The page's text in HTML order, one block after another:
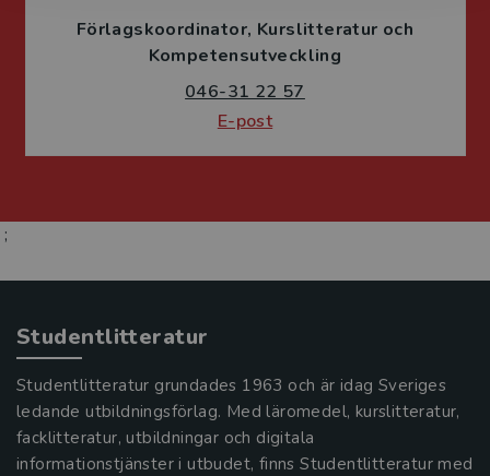
Förlagskoordinator Kurslitteratur och
Kompetensutveckling
046-31 22 57
E-post
;
Studentlitteratur
Studentlitteratur grundades 1963 och är idag Sveriges
ledande utbildningsförlag. Med läromedel, kurslitteratur,
facklitteratur, utbildningar och digitala
informationstjänster i utbudet, finns Studentlitteratur med